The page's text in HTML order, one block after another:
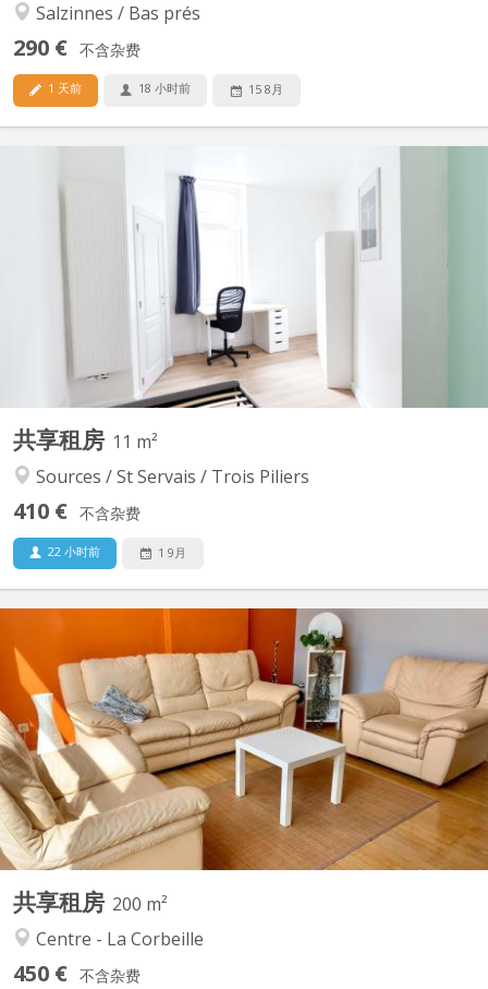
Salzinnes / Bas prés
290 € 不含杂费
1 天前 18 小时前 15 8月
共享租房 11 m²
Sources / St Servais / Trois Piliers
410 € 不含杂费
22 小时前 1 9月
Disponible à partir de septembre 2026 Belle chambre lumineuse
de 11 m² (chambre 1, au rez de chaussée) à louer dans une
maison entièrement rénovée en 2024, au 68 rue Saint-Donat à
personnes, parquet au sol, PEB C. La chambre est entièrement...
共享租房 200 m²
Centre - La Corbeille
450 € 不含杂费
Colocation au design très soigné conçu par une architecte
d'intérieur dans un bâtiment entièrement rénové situé rue
Eugène Hambursin à Namur. Chambres très lumineuses. Cette
colocation, à proximité de toutes les commodités, est
entièrement équipée: - cuisine super équipée - salon meublé -...